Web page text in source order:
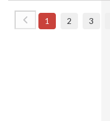
1 2 3